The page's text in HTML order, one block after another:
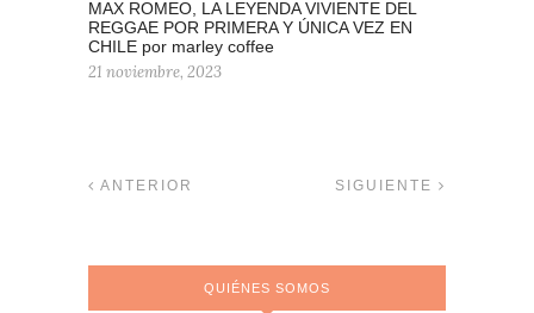
MAX ROMEO, LA LEYENDA VIVIENTE DEL
REGGAE POR PRIMERA Y ÚNICA VEZ EN
CHILE por marley coffee
21 noviembre, 2023
ANTERIOR SIGUIENTE
QUIÉNES SOMOS